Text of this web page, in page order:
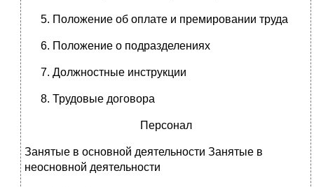
Положение об оплате и премировании труда
Положение о подразделениях
Должностные инструкции
Трудовые договора
Персонал
Занятые в основной деятельности Занятые в
неосновной деятельности